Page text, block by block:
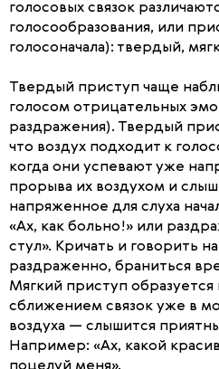
голосовых связок
голосообразования, или
голосоначала): твердый,
Твердый приступ чаще
голосом отрицательных
раздражения). Твердый
что воздух подходит к
когда они успевают уже
прорыва их воздухом и
напряженное для слуха
«Ах, как больно!» или
стул». Кричать и говорить
раздраженно, браниться
Мягкий приступ
сближением связок уже в
воздуха — слышится
Например: «Ах, какой